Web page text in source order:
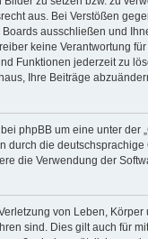
aus. Bei Verstößen
ausschließen und
keine Verantwortung
Funktionen jederzeit zu
Ihre Beiträge
phpBB um eine unter der „
durch die
die Verwendung der
von Leben,
sind. Dies gilt auch für